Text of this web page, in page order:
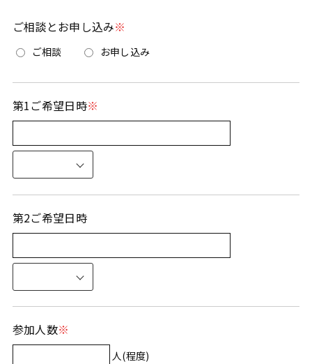
ご相談とお申し込み
ご相談 お申し込み
第1ご希望日時
第2ご希望日時
参加人数
人(程度)